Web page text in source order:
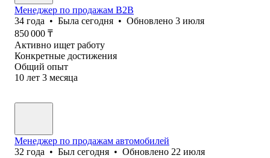
Менеджер по продажам B2B
34 года • Была сегодня • Обновлено 3 июля
850 000 ₸
Активно ищет работу
Конкретные достижения
Общий опыт
10 лет 3 месяца
Менеджер по продажам автомобилей
32 года • Был сегодня • Обновлено 22 июля